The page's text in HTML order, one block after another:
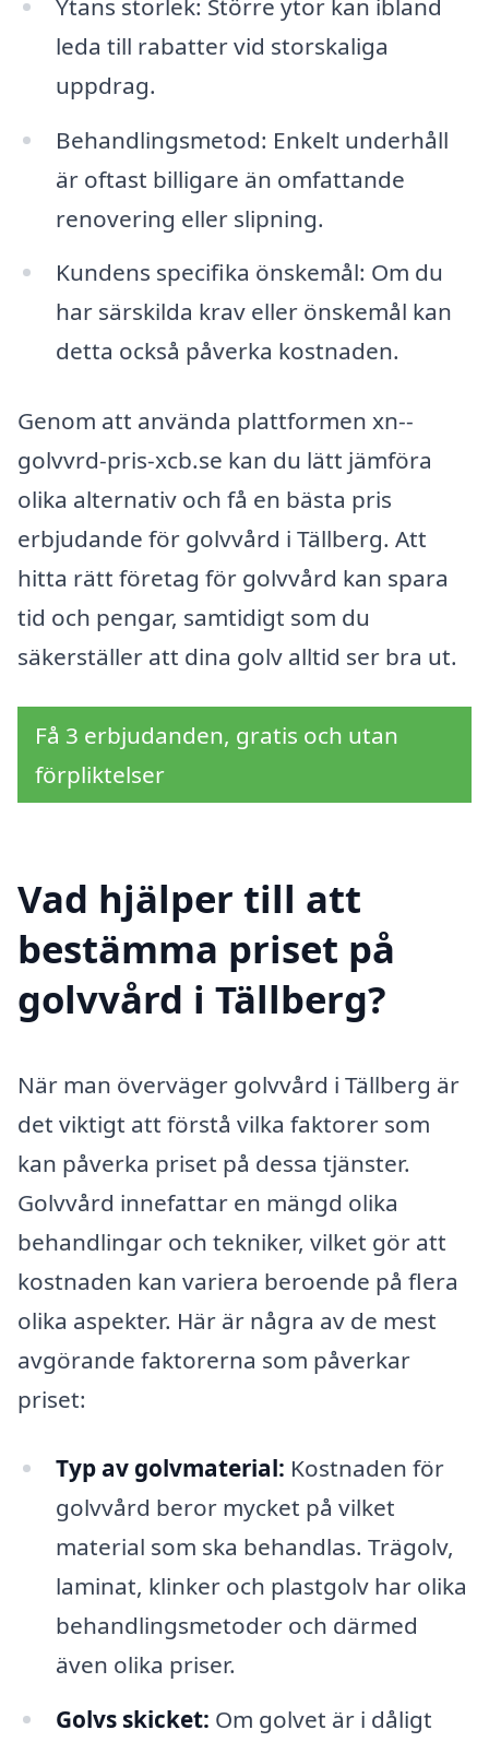
Ytans storlek: Större ytor kan ibland
leda till rabatter vid storskaliga
uppdrag.
Behandlingsmetod: Enkelt underhåll
är oftast billigare än omfattande
renovering eller slipning.
Kundens specifika önskemål: Om du
har särskilda krav eller önskemål kan
detta också påverka kostnaden.
Genom att använda plattformen xn--
golvvrd-pris-xcb.se kan du lätt jämföra
olika alternativ och få en bästa pris
erbjudande för golvvård i Tällberg. Att
hitta rätt företag för golvvård kan spara
tid och pengar, samtidigt som du
säkerställer att dina golv alltid ser bra ut.
Få 3 erbjudanden, gratis och utan
förpliktelser
Vad hjälper till att
bestämma priset på
golvvård i Tällberg?
När man överväger golvvård i Tällberg är
det viktigt att förstå vilka faktorer som
kan påverka priset på dessa tjänster.
Golvvård innefattar en mängd olika
behandlingar och tekniker, vilket gör att
kostnaden kan variera beroende på flera
olika aspekter. Här är några av de mest
avgörande faktorerna som påverkar
priset:
Typ av golvmaterial: Kostnaden för
golvvård beror mycket på vilket
material som ska behandlas. Trägolv,
laminat, klinker och plastgolv har olika
behandlingsmetoder och därmed
även olika priser.
Golvs skicket: Om golvet är i dåligt